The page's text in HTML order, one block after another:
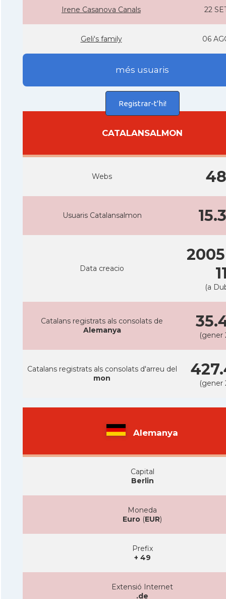
Irene Casanova Canals 22
Geli's family 06
més usuaris
Registrar-t'hi!
CATALANSALMON
Webs
Usuaris Catalansalmon
Data creacio
(a
Catalans registrats als consolats de
Alemanya
(gener
Catalans registrats als consolats d'arreu del
mon
(gener
Alemanya
Capital
Berlin
Moneda
Euro (EUR)
Prefix
+ 49
Extensió Internet
.de